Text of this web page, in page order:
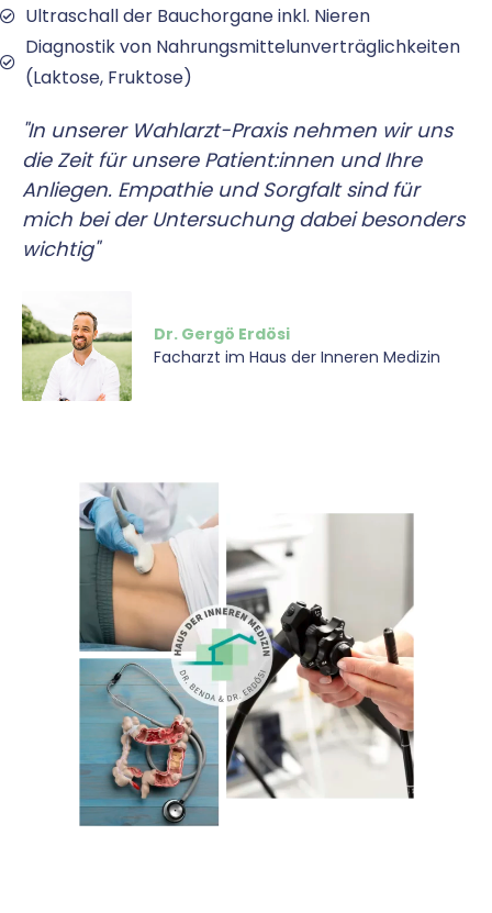
Ultraschall der Bauchorgane inkl. Nieren
Diagnostik von Nahrungsmittelunverträglichkeiten
(Laktose, Fruktose)
"In unserer Wahlarzt-Praxis nehmen wir uns
die Zeit für unsere Patient:innen und Ihre
Anliegen. Empathie und Sorgfalt sind für
mich bei der Untersuchung dabei besonders
wichtig"
Dr. Gergö Erdösi
Facharzt im Haus der Inneren Medizin